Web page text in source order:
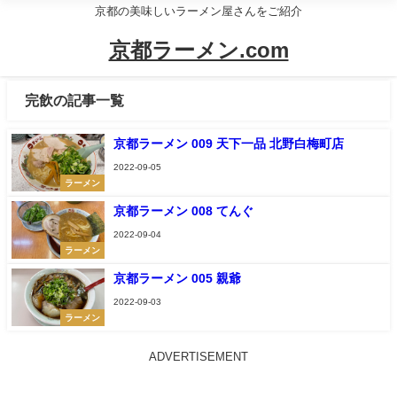
京都の美味しいラーメン屋さんをご紹介
京都ラーメン.com
完飲の記事一覧
ラーメン
京都ラーメン 009 天下一品 北野白梅町店
2022-09-05
ラーメン
京都ラーメン 008 てんぐ
2022-09-04
ラーメン
京都ラーメン 005 親爺
2022-09-03
ADVERTISEMENT